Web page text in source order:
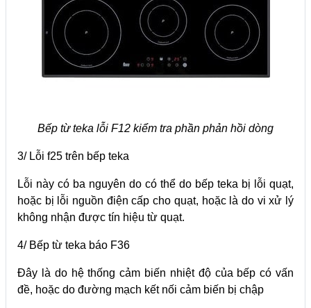
Bếp từ teka lỗi F12 kiểm tra phần phản hồi dòng
3/ Lỗi f25 trên bếp teka
Lỗi này có ba nguyên do có thể do bếp teka bị lỗi quạt,
hoặc bị lỗi nguồn điện cấp cho quạt, hoặc là do vi xử lý
không nhận được tín hiệu từ quạt.
4/ Bếp từ teka báo F36
Đây là do hệ thống cảm biến nhiệt độ của bếp có vấn
đề, hoặc do đường mạch kết nối cảm biến bị chập